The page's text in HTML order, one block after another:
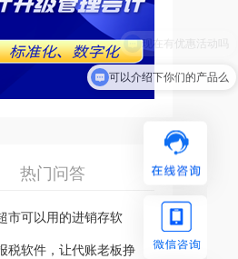
热门问答
市可以用的进销存软
税软件，让代账老板挣
可以介绍下你们的产品么